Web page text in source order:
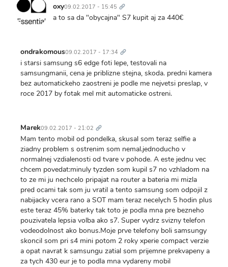
oxy09.02.2017 - 15:45 odkaz
a to sa da "obycajna" S7 kupit aj za 440€
ondrakomous09.02.2017 - 17:34 odkaz
i starsi samsung s6 edge foti lepe, testovali na
samsungmanii, cena je priblizne stejna, skoda. predni kamera
bez automatickeho zaostreni je podle me nejvetsi preslap, v
roce 2017 by fotak mel mit automaticke ostreni.
Marek09.02.2017 - 21:02 odkaz
Mam tento mobil od pondelka, skusal som teraz selfie a
ziadny problem s ostrenim som nemal.jednoducho v
normalnej vzdialenosti od tvare v pohode. A este jednu vec
chcem povedat:minuly tyzden som kupil s7 no vzhladom na
to ze mi ju nechcelo pripajat na router a bateria mi mizla
pred ocami tak som ju vratil a tento samsung som odpojil z
nabijacky vcera rano a SOT mam teraz necelych 5 hodin plus
este teraz 45% baterky tak toto je podla mna pre bezneho
pouzivatela lepsia volba ako s7. Super vydrz svizny telefon
vodeodolnost ako bonus.Moje prve telefony boli samsungy
skoncil som pri s4 mini potom 2 roky xperie compact verzie
a opat navrat k samsungu zatial som prijemne prekvapeny a
za tych 430 eur je to podla mna vydareny mobil